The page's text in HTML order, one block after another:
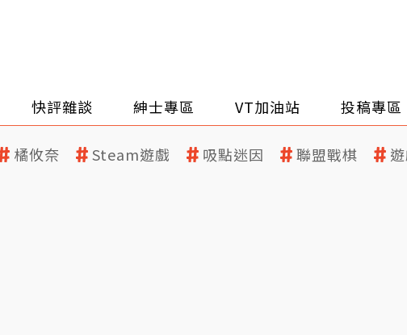
快評雜談 紳士專區 VT加油站 投稿專區
橘攸奈 Steam遊戲 吸點迷因 聯盟戰棋